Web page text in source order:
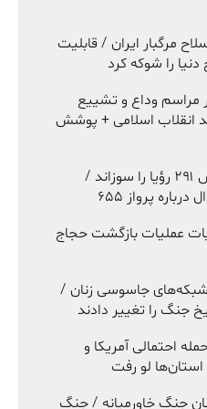
مرگبار ایران / قابلیت
را شوکه کرد
مراسم وداع و تشییع
انقلاب اسلامی + پوشش
ناو وینسنس ۲۹۱ رؤیا را سوزاند /
عملیات بازگشت حجاج
جاسوسی زنان /
جنگ را تغییر دادند
احتمالی آمریکا و
استان‌ها لو رفت
جنگ خاورمیانه / جنگ